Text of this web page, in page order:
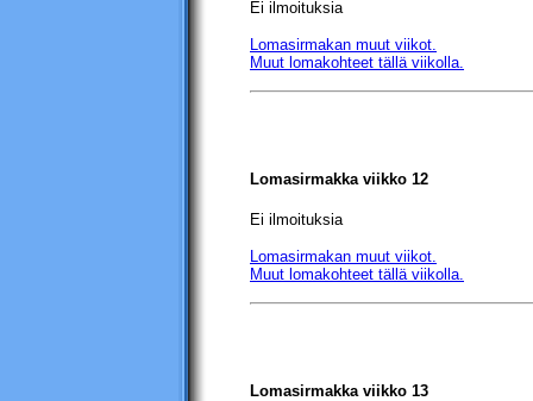
Ei ilmoituksia
Lomasirmakan muut viikot.
Muut lomakohteet tällä viikolla.
Lomasirmakka viikko 12
Ei ilmoituksia
Lomasirmakan muut viikot.
Muut lomakohteet tällä viikolla.
Lomasirmakka viikko 13